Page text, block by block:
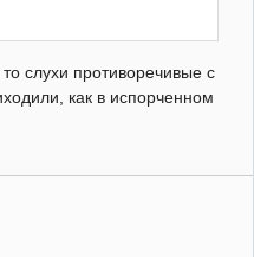
слухи противоречивые с
как в испорченном